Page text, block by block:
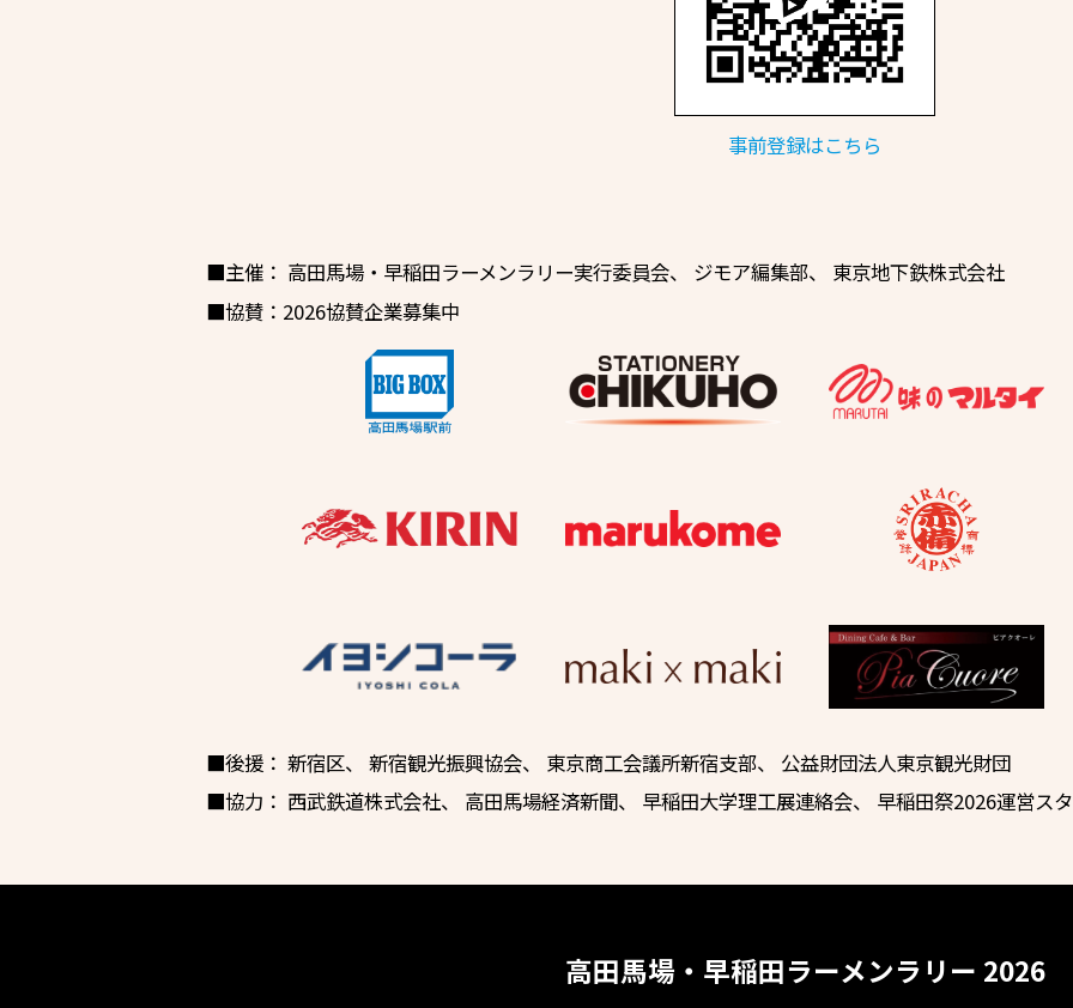
事前登録はこちら
■主催： 高田馬場・早稲田ラーメンラリー実行委員会、 ジモア編集部、
東京地下鉄株式会社
■協賛：2026協賛企業募集中
■後援： 新宿区、 新宿観光振興協会、 東京商工会議所新宿支部、 公益財団法人東京観光財団
■協力： 西武鉄道株式会社、 高田馬場経済新聞、 早稲田大学理工展連絡会、 早稲田祭2026運営ス
高田馬場・早稲田ラーメンラリー 2026